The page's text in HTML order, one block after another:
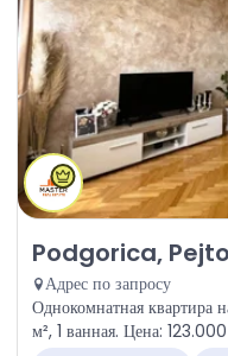
Продажа - Квартира
Podgorica,
Адрес по запросу
Однокомнатная
м², 1 ванная. Цена: